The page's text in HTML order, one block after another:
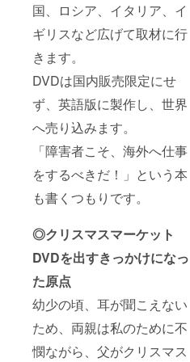
国、ロシア、イタリア、イ
ギリスなど広げて取材に行
きます。
DVDは国内販売限定にせ
ず、英語版に製作し、世界
へ売り込みます。
「障害者こそ、海外へ仕事
をするべきだ！」という本
も書くつもりです。
◎クリスマスマーケット
DVDを出すきっかけになっ
た原点
幼少の頃、耳が聞こえない
ため、両親は私のために不
憫ながら、父がクリスマス